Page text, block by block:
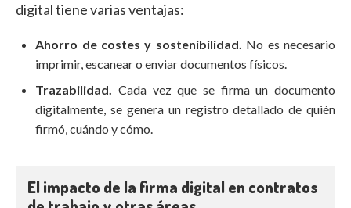
digital tiene varias ventajas:
Ahorro de costes y sostenibilidad. No es necesario
imprimir, escanear o enviar documentos físicos.
Trazabilidad. Cada vez que se firma un documento
digitalmente, se genera un registro detallado de quién
firmó, cuándo y cómo.
El impacto de la firma digital en contratos